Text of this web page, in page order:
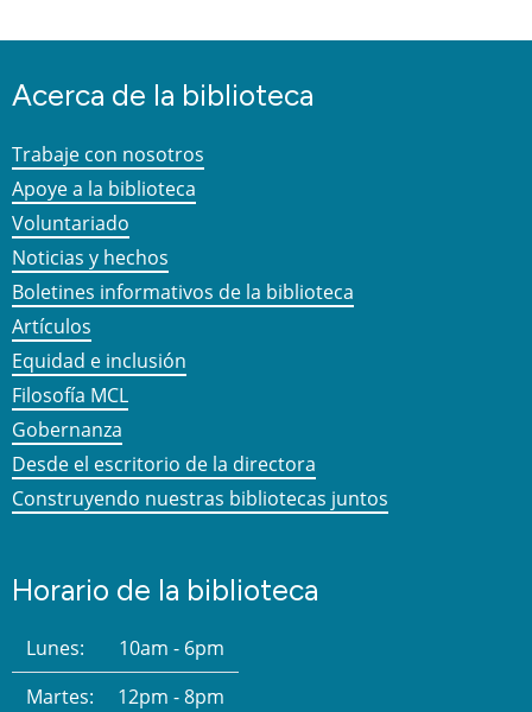
Acerca de la biblioteca
Trabaje con nosotros
Apoye a la biblioteca
Voluntariado
Noticias y hechos
Boletines informativos de la biblioteca
Artículos
Equidad e inclusión
Filosofía MCL
Gobernanza
Desde el escritorio de la directora
Construyendo nuestras bibliotecas juntos
Horario de la biblioteca
Lunes:
10am - 6pm
Martes:
12pm - 8pm